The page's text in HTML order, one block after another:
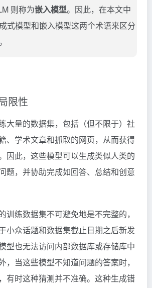
则称为嵌入模型。因此，在本文中
式模型和嵌入模型这两个术语来区分
限性
大量的数据集，包括（但不限于）社
、学术文章和抓取的网页，从而获得
因此，这些模型可以生成类似人类的
题，并协助完成如回答、总结和创意
训练数据集不可避免地是不完整的，
小众话题和数据集截止日期之后新发
型也无法访问内部数据库或存储库中
，当这些模型不知道问题的答案时，
有时这种猜测并不准确。这种生成错